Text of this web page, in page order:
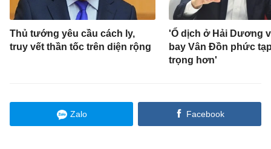
Thủ tướng yêu cầu cách ly,
truy vết thần tốc trên diện rộng
'Ổ dịch ở Hải Dương
bay Vân Đồn phức
trọng hơn'
Zalo Facebook